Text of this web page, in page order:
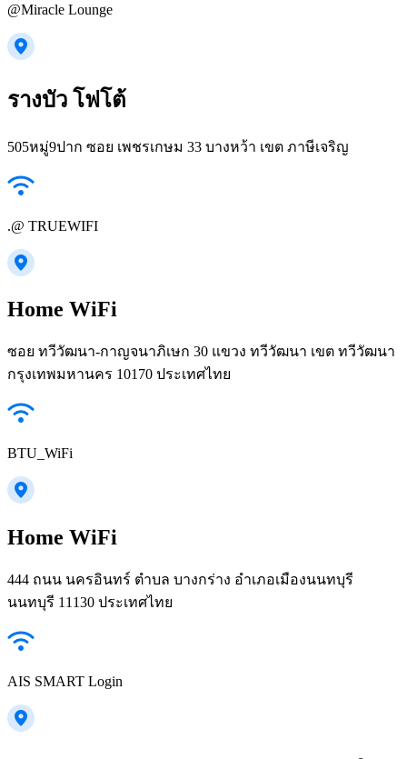
@Miracle Lounge
รางบัว โฟโต้
505หมู่9ปาก ซอย เพชรเกษม 33 บางหว้า เขต ภาษีเจริญ
.@ TRUEWIFI
Home WiFi
ซอย ทวีวัฒนา-กาญจนาภิเษก 30 แขวง ทวีวัฒนา เขต ทวีวัฒนา
กรุงเทพมหานคร 10170 ประเทศไทย
BTU_WiFi
Home WiFi
444 ถนน นครอินทร์ ตำบล บางกร่าง อำเภอเมืองนนทบุรี
นนทบุรี 11130 ประเทศไทย
AIS SMART Login